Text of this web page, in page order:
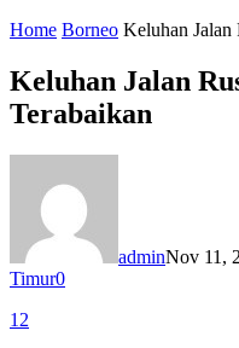
Home Borneo Keluhan Jalan
Keluhan Jalan
Terabaikan
adminNov 11,
Timur0
12